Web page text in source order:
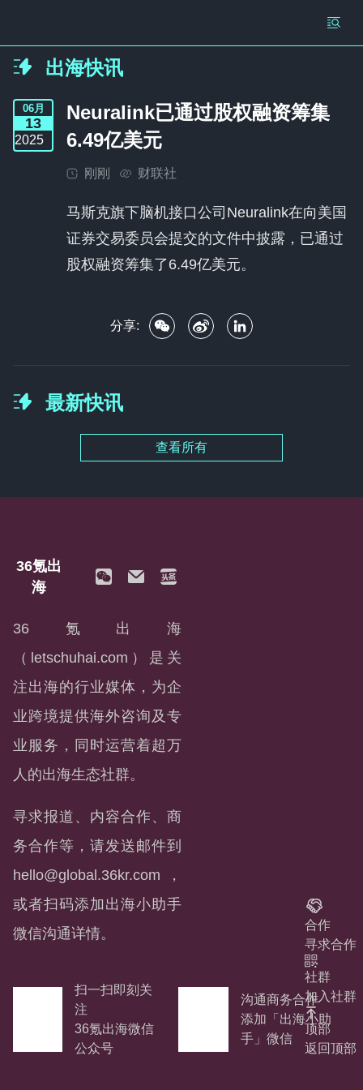
出海快讯
06月
13
2025
Neuralink已通过股权融资筹集
6.49亿美元
刚刚 财联社
马斯克旗下脑机接口公司Neuralink在向美国
证券交易委员会提交的文件中披露，已通过
股权融资筹集了6.49亿美元。
分享:
最新快讯
查看所有
合作
寻求合作
社群
加入社群
顶部
返回顶部
36氪出
海
36氪出海
（letschuhai.com）是关
注出海的行业媒体，为企
业跨境提供海外咨询及专
业服务，同时运营着超万
人的出海生态社群。
寻求报道、内容合作、商
务合作等，请发送邮件到
hello@global.36kr.com ，
或者扫码添加出海小助手
微信沟通详情。
扫一扫即刻关
注
36氪出海微信
公众号
沟通商务合作
添加「出海小助
手」微信